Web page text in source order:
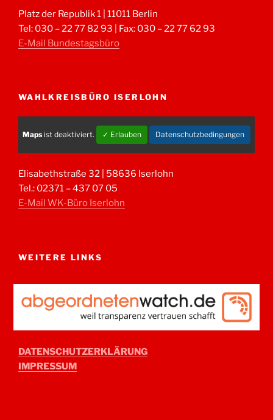
Platz der Republik 1 | 11011 Berlin
Tel: 030 – 22 77 82 93 | Fax: 030 – 22 77 62 93
E-Mail Bundestagsbüro
WAHLKREISBÜRO ISERLOHN
Maps ist deaktiviert. ✓ Erlauben Datenschutzbedingungen
Elisabethstraße 32 | 58636 Iserlohn
Tel.: 02371 – 437 07 05
E-Mail WK-Büro Iserlohn
WEITERE LINKS
DATENSCHUTZERKLÄRUNG
IMPRESSUM